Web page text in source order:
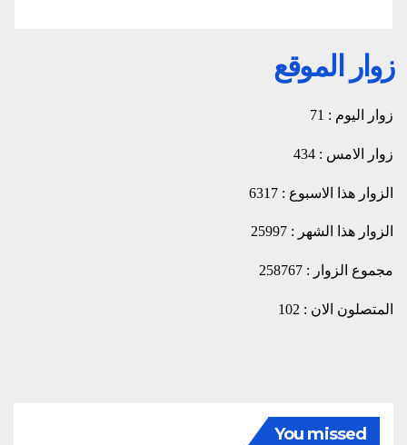
زوار الموقع
زوار اليوم : 71
زوار الامس : 434
الزوار هذا الاسبوع : 6317
الزوار هذا الشهر : 25997
مجموع الزوار : 258767
المتصلون الان : 102
You missed